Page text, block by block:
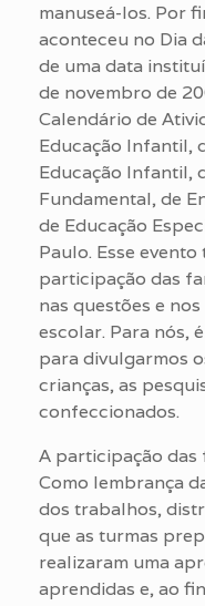
manuseá-los. Por
aconteceu no Dia
de uma data
de novembro de
Calendário de
Educação Infantil,
Educação Infantil,
Fundamental, de
de Educação
Paulo. Esse
participação das
nas questões e
escolar. Para nós,
para divulgarmos
crianças, as
confeccionados.
A participação
Como lembrança
dos trabalhos,
que as turmas
realizaram uma
aprendidas e, ao